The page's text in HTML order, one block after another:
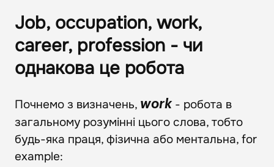
technology
Сфера обслуговування - Service
Сфера кулінарії - Cooking
Beauty-фахівці
Сфера ЗМІ - Media
Сфера управління та економіки -
Сфера науки - Science
Транспортна зона – Transport
Технічні професії англійською - Technical
Field
Сфера сільського господарства -
Agriculture
Job, occupation, work,
career, profession - чи
однакова це робота
Почнемо з визначень, work- робота в
загальному розумінні цього слова, тобто
будь-яка праця, фізична або ментальна, for
example: